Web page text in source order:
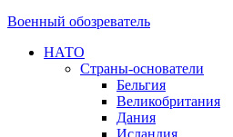
Военный обозреватель
НАТО
Страны-основатели
Бельгия
Великобритания
Дания